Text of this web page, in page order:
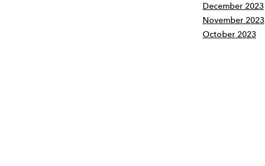
December 2023
November 2023
October 2023